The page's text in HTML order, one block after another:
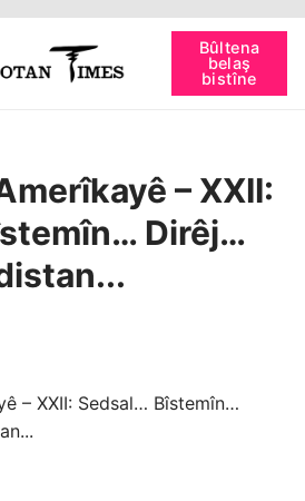
Bûltena
belaş
bistîne
– XXII:
Dirêj…